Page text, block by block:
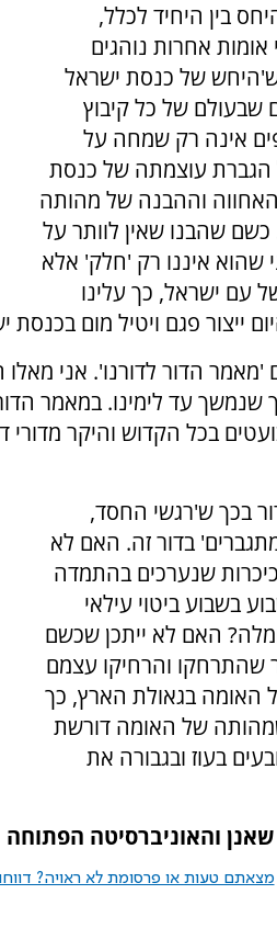
בין היחיד לכלל,
אומות אחרות נוהגים
של כנסת ישראל
שבעולם של כל קיבוץ
אינה רק שמחה על
עוצמתה של כנסת
האחווה וההבנה של מהותה
שהבנו שאין לוותר על
שהוא איננו רק 'חלק' אלא
עם ישראל, כך עלינו
ייצור פגם ויטיל מום בכנסת
'מאמר הדור לדורנו'. אני
שנמשך עד לימינו. במאמר
בכל הקדוש והיקר מדורי
בכך ש'רגשי החסד,
בדור זה. האם לא
שנערכים בהתמדה
בשבוע ביטוי עילאי
האם לא ייתכן שכשם
שהתרחקו והרחיקו עצמם
האומה בגאולת הארץ, כך
של האומה דורשת
בעוז ובגבורה את
והאוניברסיטה הפתוחה
מצאתם טעות או פרסומת לא ראויה? דווחו